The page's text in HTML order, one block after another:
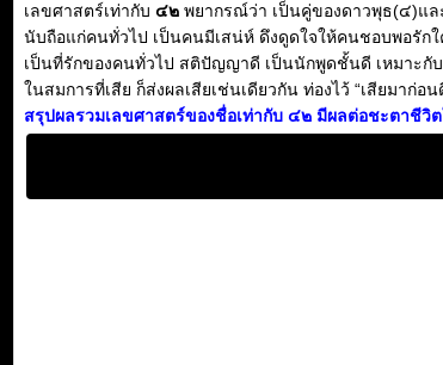
เลขศาสตร์เท่ากับ ๔๒ พยากรณ์ว่า เป็นคู่ของดาวพุธ(๔)แล
นับถือแก่คนทั่วไป เป็นคนมีเสน่ห์ ดึงดูดใจให้คนชอบพอรักใ
เป็นที่รักของคนทั่วไป สติปัญญาดี เป็นนักพูดชั้นดี เหมาะกั
ในสมการที่เสีย ก็ส่งผลเสียเช่นเดียวกัน ท่องไว้ “เสียมาก่อน
สรุปผลรวมเลขศาสตร์ของชื่อเท่ากับ ๔๒ มีผลต่อชะตาชีวิ